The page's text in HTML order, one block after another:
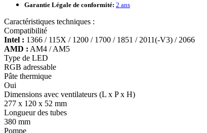
Garantie Légale de conformité: 2 ans
Caractéristiques techniques :
Compatibilité
Intel : 1366 / 115X / 1200 / 1700 / 1851 / 2011(-V3) / 2066
AMD : AM4 / AM5
Type de LED
RGB adressable
Pâte thermique
Oui
Dimensions avec ventilateurs (L x P x H)
277 x 120 x 52 mm
Longueur des tubes
380 mm
Pompe